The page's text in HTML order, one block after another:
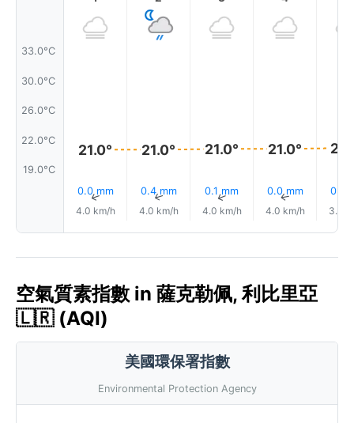
33.0°C
30.0°C
26.0°C
22.0°C
19.0°C
21.0°
0.0 mm
↑
4.0 km/h
21.0°
0.4 mm
↑
4.0 km/h
21.0°
0.1 mm
↑
4.0 km/h
21.0°
0.0 mm
↑
4.0 km/h
0.0
3.0
空氣質素指數 in 薩克勒佩, 利比里亞
🇱🇷 (AQI)
美國環保署指數
Environmental Protection Agency